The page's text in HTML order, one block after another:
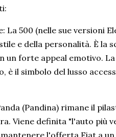
La 500 (nelle sue versioni
e della personalità. È la
un forte appeal emotivo.
il simbolo del lusso
(Pandina) rimane il
Viene definita "l'auto più
l'offerta Fiat a